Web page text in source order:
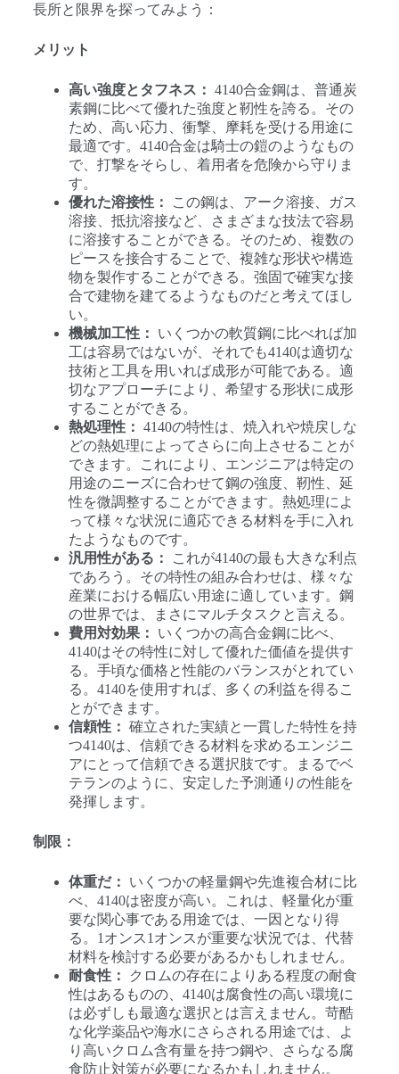
長所と限界を探ってみよう：
メリット
高い強度とタフネス： 4140合金鋼は、普通炭
素鋼に比べて優れた強度と靭性を誇る。その
ため、高い応力、衝撃、摩耗を受ける用途に
最適です。4140合金は騎士の鎧のようなもの
で、打撃をそらし、着用者を危険から守りま
す。
優れた溶接性：
この鋼は、アーク溶接、ガス
溶接、抵抗溶接など、さまざまな技法で容易
に溶接することができる。そのため、複数の
ピースを接合することで、複雑な形状や構造
物を製作することができる。強固で確実な接
合で建物を建てるようなものだと考えてほし
い。
機械加工性：
いくつかの軟質鋼に比べれば加
工は容易ではないが、それでも4140は適切な
技術と工具を用いれば成形が可能である。適
切なアプローチにより、希望する形状に成形
することができる。
熱処理性： 4140の特性は、焼入れや焼戻しな
どの熱処理によってさらに向上させることが
できます。これにより、エンジニアは特定の
用途のニーズに合わせて鋼の強度、靭性、延
性を微調整することができます。熱処理によ
って様々な状況に適応できる材料を手に入れ
たようなものです。
汎用性がある：
これが4140の最も大きな利点
であろう。その特性の組み合わせは、様々な
産業における幅広い用途に適しています。鋼
の世界では、まさにマルチタスクと言える。
費用対効果：
いくつかの高合金鋼に比べ、
4140はその特性に対して優れた価値を提供す
る。手頃な価格と性能のバランスがとれてい
る。4140を使用すれば、多くの利益を得るこ
とができます。
信頼性： 確立された実績と一貫した特性を持
つ4140は、信頼できる材料を求めるエンジニ
アにとって信頼できる選択肢です。まるでベ
テランのように、安定した予測通りの性能を
発揮します。
制限：
体重だ：
いくつかの軽量鋼や先進複合材に比
べ、4140は密度が高い。これは、軽量化が重
要な関心事である用途では、一因となり得
る。1オンス1オンスが重要な状況では、代替
材料を検討する必要があるかもしれません。
耐食性：
クロムの存在によりある程度の耐食
性はあるものの、4140は腐食性の高い環境に
は必ずしも最適な選択とは言えません。苛酷
な化学薬品や海水にさらされる用途では、よ
り高いクロム含有量を持つ鋼や、さらなる腐
食防止対策が必要になるかもしれません。